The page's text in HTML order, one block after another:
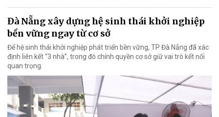
Đà Nẵng xây dựng hệ sinh thái khởi nghiệp
bền vững ngay từ cơ sở
Để hệ sinh thái khởi nghiệp phát triển bền vững, TP Đà Nẵng đã xác
định liên kết “3 nhà”, trong đó chính quyền cơ sở giữ vai trò kết nối
quan trọng.